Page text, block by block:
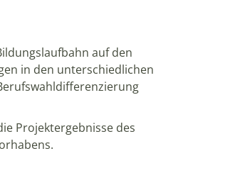
auf den
in den unterschiedlichen
Projektergebnisse des